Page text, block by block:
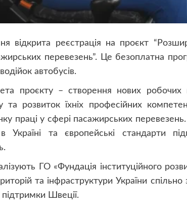
відкрита реєстрація на проєкт
перевезень”. Це безоплатна
автобусів.
проєкту – створення нових
та розвиток їхніх професійних
праці у сфері пасажирських
Україні та європейські стандарти
ГО «Фундація інституційного
та інфраструктури України
підтримки Швеції.